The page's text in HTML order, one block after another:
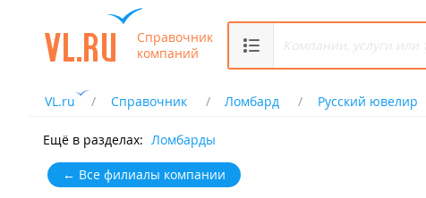
Справочник
компаний
VL.ru Справочник Ломбард Русский ювелир
Ещё в разделах: Ломбарды
← Все филиалы компании